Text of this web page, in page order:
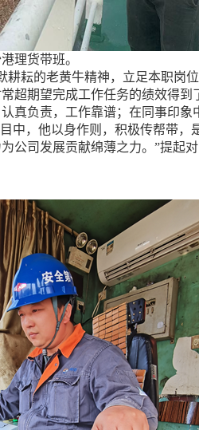
理货带班。
耘的老黄牛精神，立足本职岗
超期望完成工作任务的绩效得到
真负责，工作靠谱；在同事印象
中，他以身作则，积极传帮带，
公司发展贡献绵薄之力。”提起